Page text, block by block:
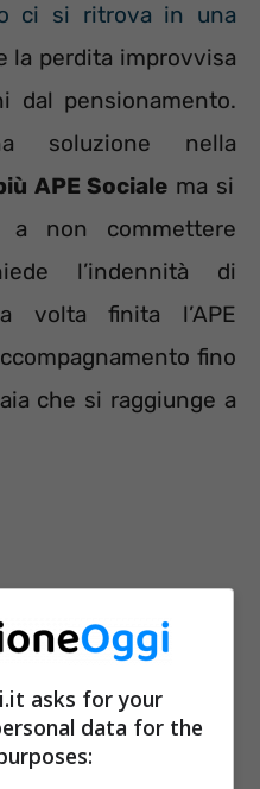
ci si ritrova in una
la perdita improvvisa
dal pensionamento.
soluzione nella
APE Sociale ma si
a non commettere
l’indennità di
volta finita l’APE
fino
che si raggiunge a
asks for your
data for the